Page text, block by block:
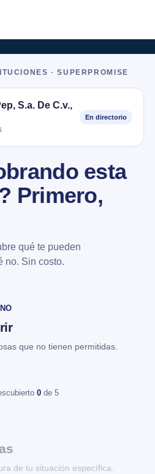
· SUPERPROMISE
S.a. De C.v.,
En directorio
esta
Primero,
qué te pueden
no. Sin costo.
que no tienen permitidas.
0 de 5
de tu situación específica.